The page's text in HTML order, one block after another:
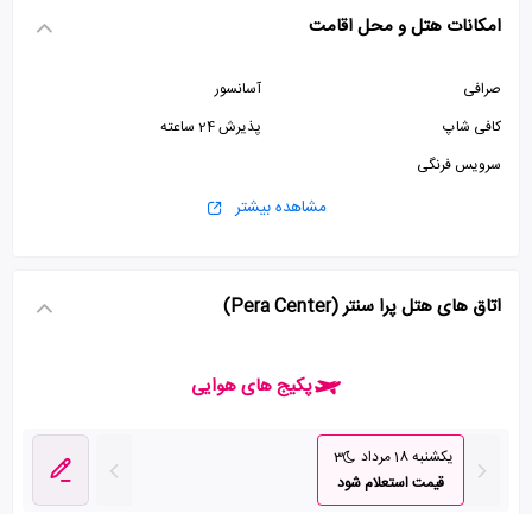
امکانات هتل و محل اقامت
صرافی
آسانسور
کافی شاپ
پذیرش 24 ساعته
سرویس فرنگی
مشاهده بیشتر
اتاق های هتل پرا سنتر (Pera Center)
پکیج های هوایی
یکشنبه 18 مرداد
3
قیمت استعلام شود